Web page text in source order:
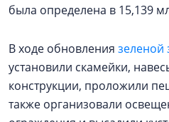
была определена в 15,139
В ходе обновления зеленой
установили скамейки,
конструкции, проложили
также организовали